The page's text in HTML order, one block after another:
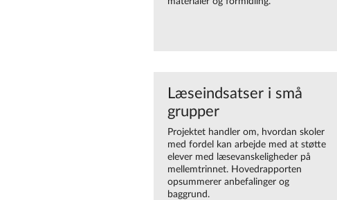
Læseindsatser i små
grupper
Projektet handler om, hvordan skoler
med fordel kan arbejde med at støtte
elever med læsevanskeligheder på
mellemtrinnet. Hovedrapporten
opsummerer anbefalinger og
baggrund.